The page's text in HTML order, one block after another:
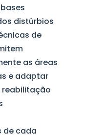
distúrbios
de
as áreas
e adaptar
reabilitação
de cada